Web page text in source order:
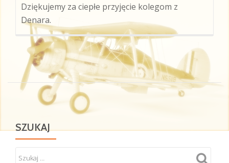
Dziękujemy za ciepłe przyjęcie kolegom z
Denara.
SZUKAJ